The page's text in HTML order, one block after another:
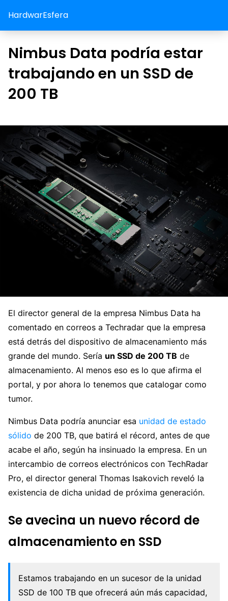
HardwarEsfera
Nimbus Data podría estar
trabajando en un SSD de
200 TB
El director general de la empresa Nimbus Data ha
comentado en correos a Techradar que la empresa
está detrás del dispositivo de almacenamiento más
grande del mundo. Sería un SSD de 200 TB de
almacenamiento. Al menos eso es lo que afirma el
portal, y por ahora lo tenemos que catalogar como
tumor.
Nimbus Data podría anunciar esa unidad de estado
sólido de 200 TB, que batirá el récord, antes de que
acabe el año, según ha insinuado la empresa. En un
intercambio de correos electrónicos con TechRadar
Pro, el director general Thomas Isakovich reveló la
existencia de dicha unidad de próxima generación.
Se avecina un nuevo récord de
almacenamiento en SSD
Estamos trabajando en un sucesor de la unidad
SSD de 100 TB que ofrecerá aún más capacidad,